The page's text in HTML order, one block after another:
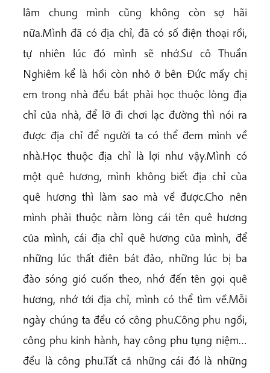
lâm chung mình cũng không còn sợ hãi
nữa.Mình đã có địa chỉ, đã có số điện thoại rồi,
tự nhiên lúc đó mình sẽ nhớ.Sư cô Thuần
Nghiêm kể là hồi còn nhỏ ở bên Đức mấy chị
em trong nhà đều bắt phải học thuộc lòng địa
chỉ của nhà, để lỡ đi chơi lạc đường thì nói ra
được địa chỉ để người ta có thể đem mình về
nhà.Học thuộc địa chỉ là lợi như vậy.Mình có
một quê hương, mình không biết địa chỉ của
quê hương thì làm sao mà về được.Cho nên
mình phải thuộc nằm lòng cái tên quê hương
của mình, cái địa chỉ quê hương của mình, để
những lúc thất điên bát đảo, những lúc bị ba
đào sóng gió cuốn theo, nhớ đến tên gọi quê
hương, nhớ tới địa chỉ, mình có thể tìm về.Mỗi
ngày chúng ta đều có công phu.Công phu ngồi,
công phu kinh hành, hay công phu tụng niệm…
đều là công phu.Tất cả những cái đó là những